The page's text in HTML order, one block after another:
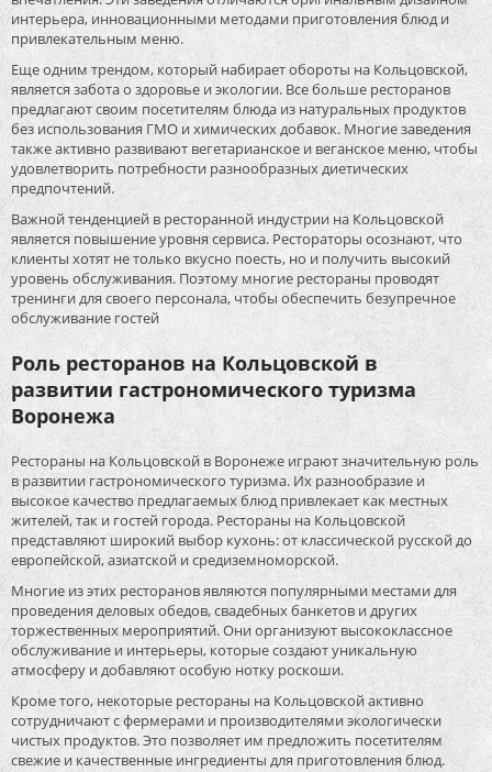
интерьера, инновационными методами приготовления блюд и
привлекательным меню.
Еще одним трендом, который набирает обороты на Кольцовской,
является забота о здоровье и экологии. Все больше ресторанов
предлагают своим посетителям блюда из натуральных продуктов
без использования ГМО и химических добавок. Многие заведения
также активно развивают вегетарианское и веганское меню, чтобы
удовлетворить потребности разнообразных диетических
предпочтений.
Важной тенденцией в ресторанной индустрии на Кольцовской
является повышение уровня сервиса. Рестораторы осознают, что
клиенты хотят не только вкусно поесть, но и получить высокий
уровень обслуживания. Поэтому многие рестораны проводят
тренинги для своего персонала, чтобы обеспечить безупречное
обслуживание гостей
Роль ресторанов на Кольцовской в
развитии гастрономического туризма
Воронежа
Рестораны на Кольцовской в Воронеже играют значительную роль
в развитии гастрономического туризма. Их разнообразие и
высокое качество предлагаемых блюд привлекает как местных
жителей, так и гостей города. Рестораны на Кольцовской
представляют широкий выбор кухонь: от классической русской до
европейской, азиатской и средиземноморской.
Многие из этих ресторанов являются популярными местами для
проведения деловых обедов, свадебных банкетов и других
торжественных мероприятий. Они организуют высококлассное
обслуживание и интерьеры, которые создают уникальную
атмосферу и добавляют особую нотку роскоши.
Кроме того, некоторые рестораны на Кольцовской активно
сотрудничают с фермерами и производителями экологически
чистых продуктов. Это позволяет им предложить посетителям
свежие и качественные ингредиенты для приготовления блюд.